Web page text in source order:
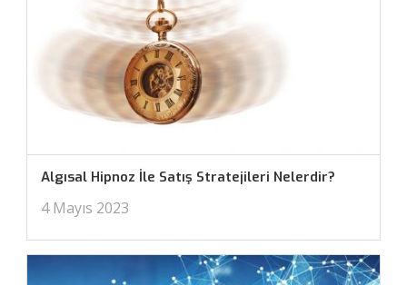
Algısal Hipnoz İle Satış Stratejileri Nelerdir?
4 Mayıs 2023